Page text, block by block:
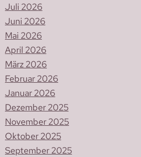
Juli 2026
Juni 2026
Mai 2026
April 2026
März 2026
Februar 2026
Januar 2026
Dezember 2025
November 2025
Oktober 2025
September 2025